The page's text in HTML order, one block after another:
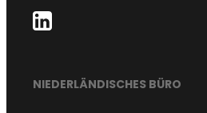
NIEDERLÄNDISCHES BÜRO